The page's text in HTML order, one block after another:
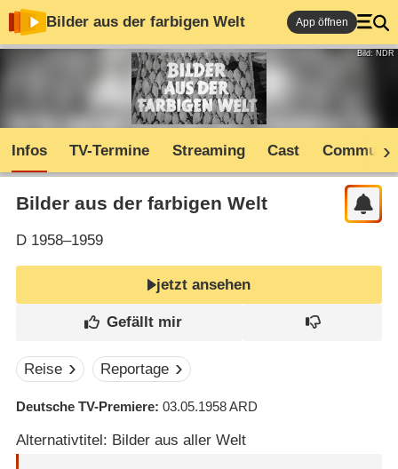
Bilder aus der farbigen Welt App öffnen
Bild: NDR
Infos TV-Termine Streaming Cast
Bilder aus der farbigen Welt
D1958–1959
jetzt ansehen
Reise Reportage
Deutsche TV-Premiere 03.05.1958ARD
Alternativtitel: Bilder aus aller Welt